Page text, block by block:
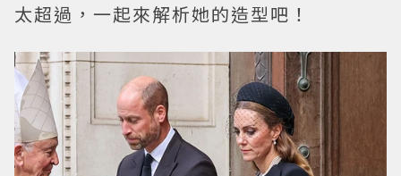
太超過，一起來解析她的造型吧！